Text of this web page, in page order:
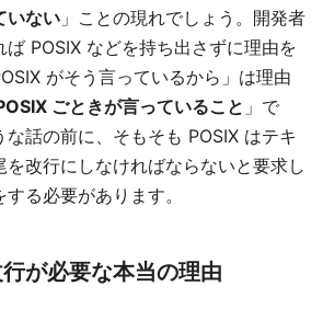
いない 」ことの現れでしょう。開発者
ば POSIX などを持ち出さずに理由を
がそう言っているから」は理由
ごときが言っていること 」で
話の前に、そもそも POSIX はテキ
を改行にしなければならないと要求し
る必要があります。
が必要な本当の理由